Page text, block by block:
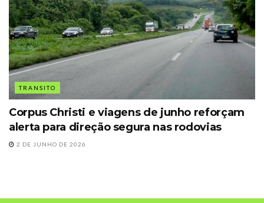
TRANSITO
Corpus Christi e viagens de junho reforçam
alerta para direção segura nas rodovias
2 DE JUNHO DE 2026